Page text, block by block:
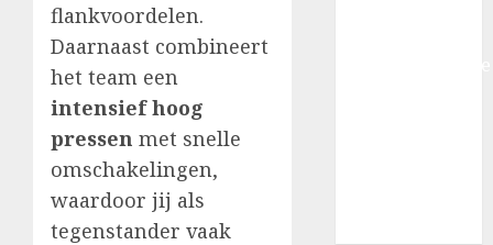
flankvoordelen.
Daarnaast combineert
het team een
intensief hoog
pressen met snelle
omschakelingen,
waardoor jij als
tegenstander vaak